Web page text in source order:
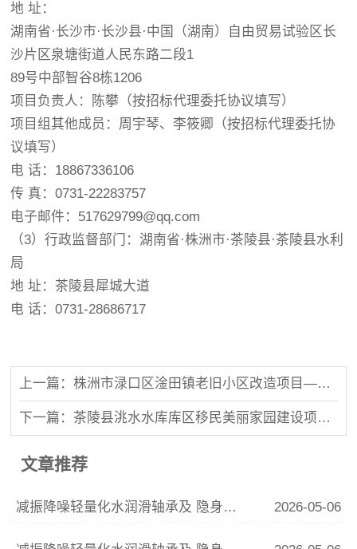
地 址：
湖南省·长沙市·长沙县·中国（湖南）自由贸易试验区长
沙片区泉塘街道人民东路二段1
89号中部智谷8栋1206
项目负责人：陈攀（按招标代理委托协议填写）
项目组其他成员：周宇琴、李筱卿（按招标代理委托协
议填写）
电 话：18867336106
传 真：0731-22283757
电子邮件：517629799@qq.com
（3）行政监督部门：湖南省·株洲市·茶陵县·茶陵县水利
局
地 址：茶陵县犀城大道
电 话：0731-28686717
上一篇：株洲市渌口区淦田镇老旧小区改造项目——小区外部衔接基础设施改造工程（一期）
下一篇：茶陵县洮水水库库区移民美丽家园建设项目第4标段(南坑、西坑、 坑口、夏乐)
文章推荐
减振降噪轻量化水润滑轴承及 隐身、透波结构功能一体复材成型技术研究和研发平台建设-- 先进复材、减振降噪生产线成型及辅助设备设计及制造 2026-05-06